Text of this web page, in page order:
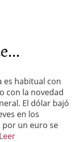
es habitual con
con la novedad
El dólar bajó
en los
por un euro se
Leer